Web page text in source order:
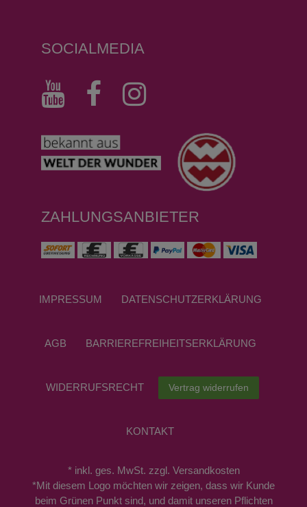
SOCIALMEDIA
ZAHLUNGSANBIETER
IMPRESSUM DATEN­SCHUTZ­ERKLÄRUNG
AGB BARRIEREFREIHEITSERKLÄRUNG
WIDERRUFS­RECHT Vertrag widerrufen
KONTAKT
* inkl. ges. MwSt. zzgl. Versandkosten
*Mit diesem Logo möchten wir zeigen, dass wir Kunde
beim Grünen Punkt sind, und damit unseren Pflichten